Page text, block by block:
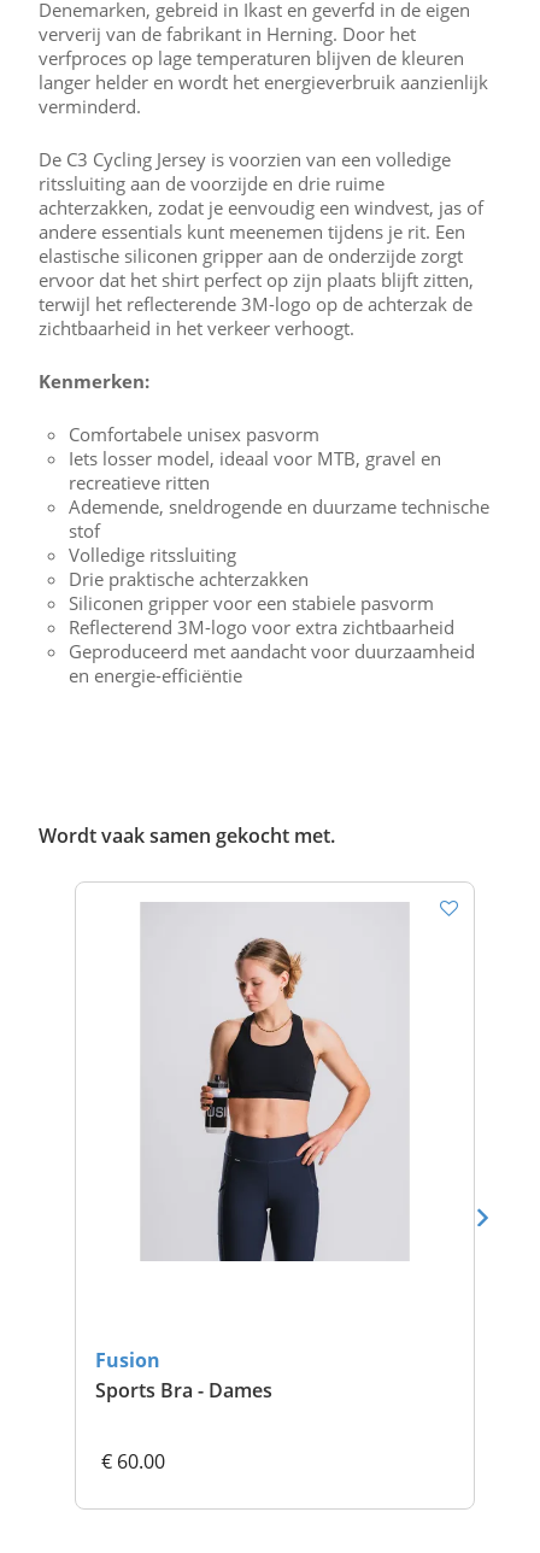
Denemarken, gebreid in Ikast en geverfd in de eigen
ververij van de fabrikant in Herning. Door het
verfproces op lage temperaturen blijven de kleuren
langer helder en wordt het energieverbruik aanzienlijk
verminderd.
De C3 Cycling Jersey is voorzien van een volledige
ritssluiting aan de voorzijde en drie ruime
achterzakken, zodat je eenvoudig een windvest, jas of
andere essentials kunt meenemen tijdens je rit. Een
elastische siliconen gripper aan de onderzijde zorgt
ervoor dat het shirt perfect op zijn plaats blijft zitten,
terwijl het reflecterende 3M-logo op de achterzak de
zichtbaarheid in het verkeer verhoogt.
Kenmerken:
Comfortabele unisex pasvorm
Iets losser model, ideaal voor MTB, gravel en
recreatieve ritten
Ademende, sneldrogende en duurzame technische
stof
Volledige ritssluiting
Drie praktische achterzakken
Siliconen gripper voor een stabiele pasvorm
Reflecterend 3M-logo voor extra zichtbaarheid
Geproduceerd met aandacht voor duurzaamheid
en energie-efficiëntie
Wordt vaak samen gekocht met.
Fusion
Sports Bra - Dames
€ 60.00